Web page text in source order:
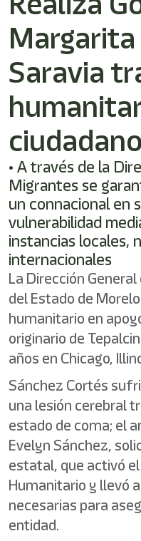
activates
the
screen
help
you
navigate
interact
the
content.
Saravia
• A través de la
Migrantes se
un connacional en
vulnerabilidad
instancias locales,
internacionales
La Dirección
del Estado de
humanitario en
originario de
años en Chicago,
Sánchez Cortés
una lesión cerebral
estado de coma; el
Evelyn Sánchez,
estatal, que activó
Humanitario y llevó
necesarias para
entidad.